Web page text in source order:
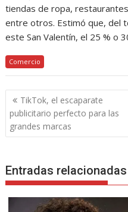
tiendas de ropa,
entre otros. Estimó que, del
este San Valentín, el 25 % o
Comercio
Navegación
de
entradas
TikTok, el escaparate
publicitario perfecto para las
grandes marcas
Entradas relacionadas